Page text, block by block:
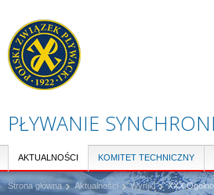
PŁYWANIE
AKTUALNOŚCI KOMITET TECHNICZNY
Strona główna Aktualności Wyniki XXX